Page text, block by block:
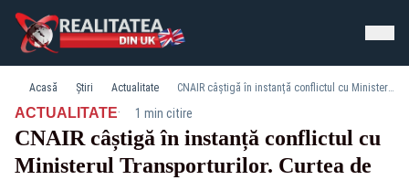
Acasă Știri Actualitate CNAIR câștigă în instanță conflictul cu Ministerul Transporturilor. Curtea de Apel București a suspendat ordinul lui Miruță privind transferul proiectelor de infrastructură
ACTUALITATE· 1 min citire
CNAIR câștigă în instanță conflictul cu
Ministerul Transporturilor. Curtea de